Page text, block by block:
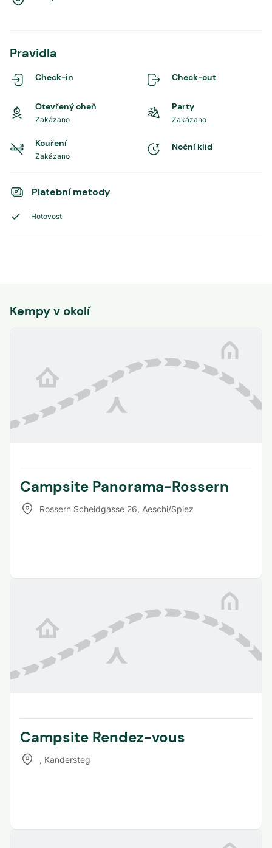
Pravidla
Check-in Check-out
Otevřený oheň
Zakázano
Party
Zakázano
Kouření
Zakázano
Noční klid
Platební metody
Hotovost
Kempy v okolí
Campsite Panorama-Rossern
Rossern Scheidgasse 26, Aeschi/Spiez
Campsite Rendez-vous
, Kandersteg